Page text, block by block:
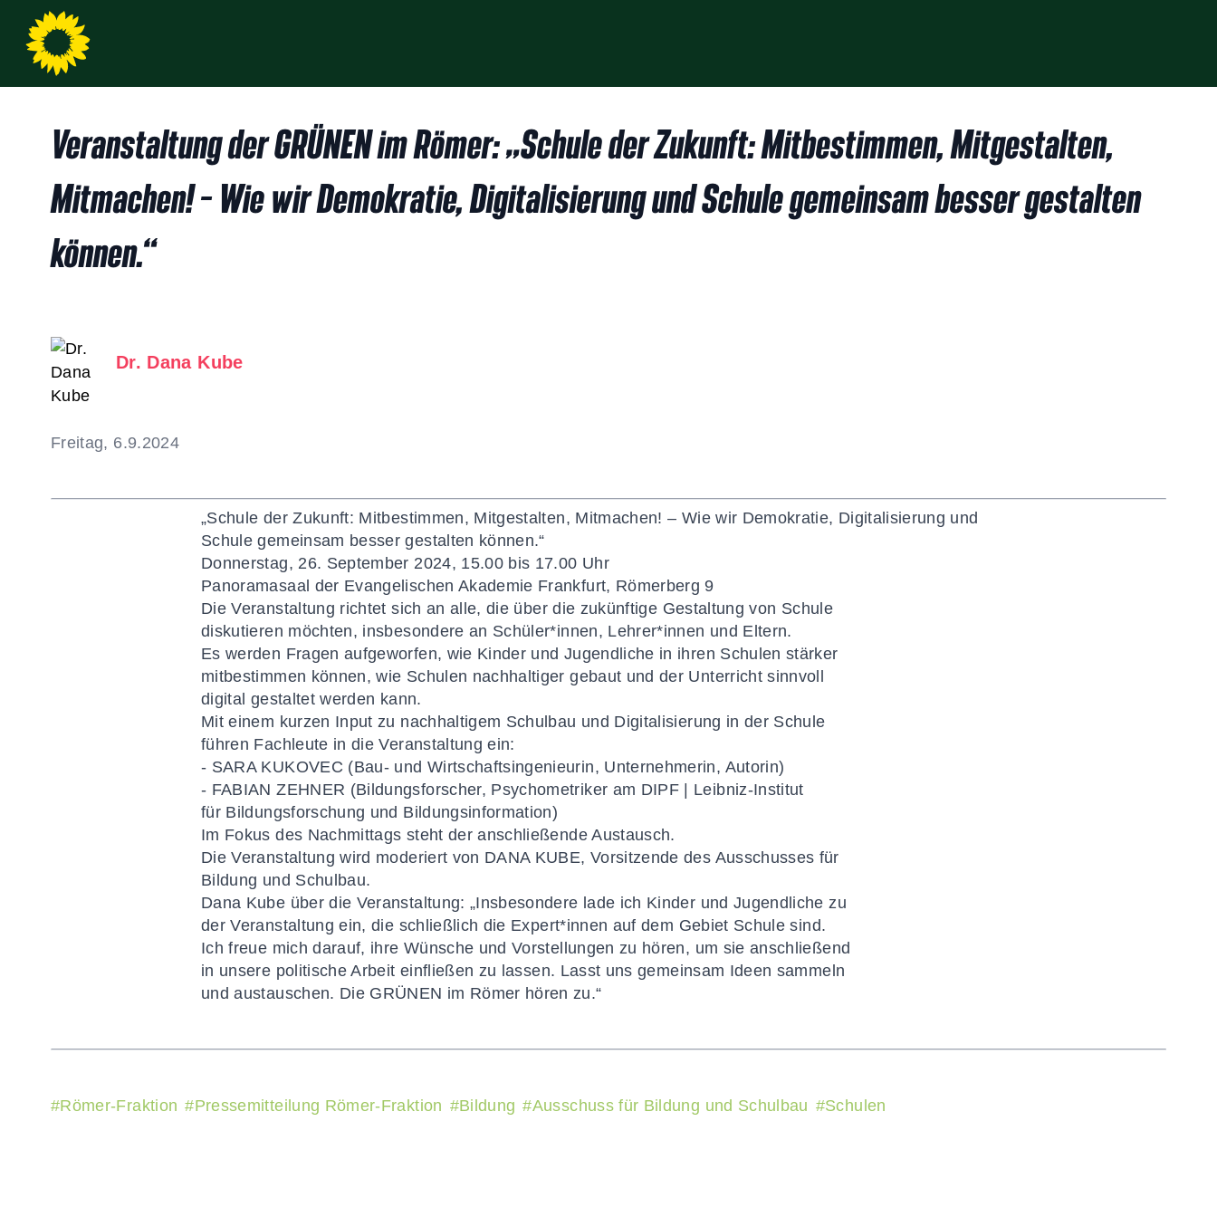
Veranstaltung der GRÜNEN im Römer: „Schule der Zukunft: Mitbestimmen, Mitgestalten,
Mitmachen! – Wie wir Demokratie, Digitalisierung und Schule gemeinsam besser gestalten
können.“
Dr. Dana Kube
Freitag, 6.9.2024
„Schule der Zukunft: Mitbestimmen, Mitgestalten, Mitmachen! – Wie wir Demokratie, Digitalisierung und
Schule gemeinsam besser gestalten können.“
Donnerstag, 26. September 2024, 15.00 bis 17.00 Uhr
Panoramasaal der Evangelischen Akademie Frankfurt, Römerberg 9
Die Veranstaltung richtet sich an alle, die über die zukünftige Gestaltung von Schule
diskutieren möchten, insbesondere an Schüler*innen, Lehrer*innen und Eltern.
Es werden Fragen aufgeworfen, wie Kinder und Jugendliche in ihren Schulen stärker
mitbestimmen können, wie Schulen nachhaltiger gebaut und der Unterricht sinnvoll
digital gestaltet werden kann.
Mit einem kurzen Input zu nachhaltigem Schulbau und Digitalisierung in der Schule
führen Fachleute in die Veranstaltung ein:
- SARA KUKOVEC (Bau- und Wirtschaftsingenieurin, Unternehmerin, Autorin)
- FABIAN ZEHNER (Bildungsforscher, Psychometriker am DIPF | Leibniz-Institut
für Bildungsforschung und Bildungsinformation)
Im Fokus des Nachmittags steht der anschließende Austausch.
Die Veranstaltung wird moderiert von DANA KUBE, Vorsitzende des Ausschusses für
Bildung und Schulbau.
Dana Kube über die Veranstaltung: „Insbesondere lade ich Kinder und Jugendliche zu
der Veranstaltung ein, die schließlich die Expert*innen auf dem Gebiet Schule sind.
Ich freue mich darauf, ihre Wünsche und Vorstellungen zu hören, um sie anschließend
in unsere politische Arbeit einfließen zu lassen. Lasst uns gemeinsam Ideen sammeln
und austauschen. Die GRÜNEN im Römer hören zu.“
#Römer-Fraktion #Pressemitteilung Römer-Fraktion #Bildung #Ausschuss für Bildung und Schulbau #Schulen